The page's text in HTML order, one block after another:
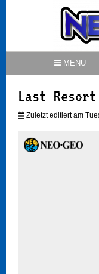
MENU
Last
Zuletzt editiert am